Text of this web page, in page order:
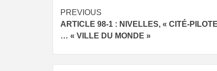
Post
navigation
PREVIOUS
ARTICLE 98-1 : NIVELLES, « CITÉ-
… « VILLE DU MONDE »